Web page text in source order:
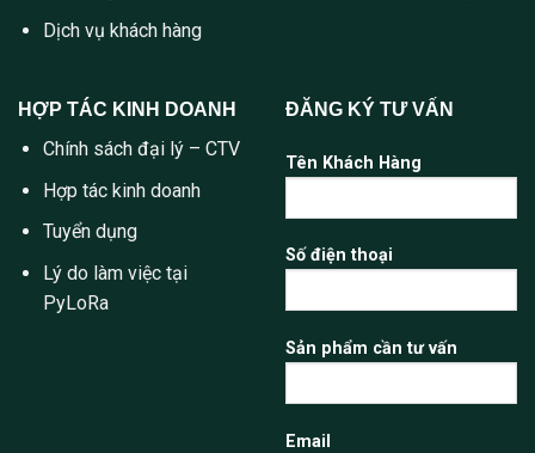
Dịch vụ khách hàng
HỢP TÁC KINH DOANH
Chính sách đại lý – CTV
Hợp tác kinh doanh
Tuyển dụng
Lý do làm việc tại
PyLoRa
ĐĂNG KÝ TƯ VẤN
Tên Khách Hàng
Số điện thoại
Sản phẩm cần tư vấn
Email